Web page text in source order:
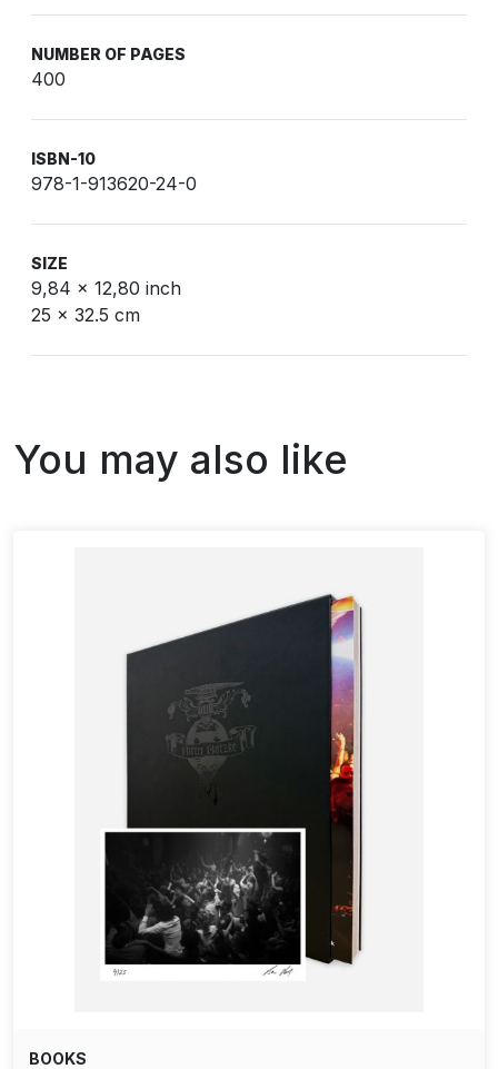
NUMBER OF PAGES
400
ISBN-10
978-1-913620-24-0
SIZE
9,84 x 12,80 inch
25 x 32.5 cm
You may also like
BOOKS